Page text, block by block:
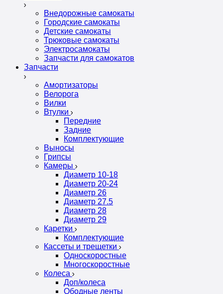
Внедорожные самокаты
Городские самокаты
Детские самокаты
Трюковые самокаты
Электросамокаты
Запчасти для самокатов
Запчасти
Амортизаторы
Велорога
Вилки
Втулки
Передние
Задние
Комплектующие
Выносы
Грипсы
Камеры
Диаметр 10-18
Диаметр 20-24
Диаметр 26
Диаметр 27.5
Диаметр 28
Диаметр 29
Каретки
Комплектующие
Кассеты и трещетки
Односкоростные
Многоскоростные
Колеса
Доп/колеса
Ободные ленты